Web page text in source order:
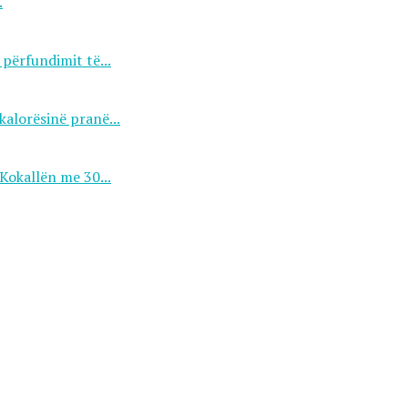
përfundimit të...
pranë...
me 30...